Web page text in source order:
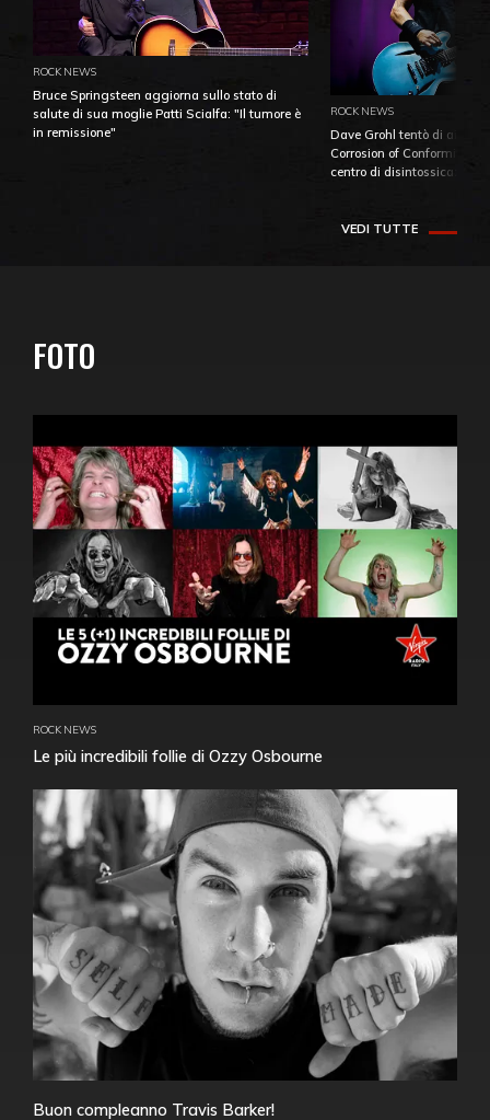
ROCK NEWS
Bruce Springsteen aggiorna sullo stato di
salute di sua moglie Patti Scialfa: "Il tumore è
in remissione"
ROCK NEWS
Dave Grohl tentò di
Corrosion of Conformity
centro di
VEDI TUTTE
FOTO
ROCK NEWS
Le più incredibili follie di Ozzy Osbourne
Buon compleanno Travis Barker!